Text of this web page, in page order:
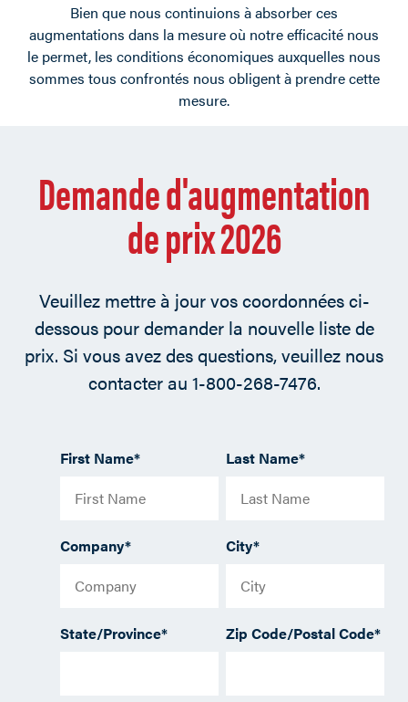
Bien que nous continuions à absorber ces
augmentations dans la mesure où notre efficacité nous
le permet, les conditions économiques auxquelles nous
sommes tous confrontés nous obligent à prendre cette
mesure.
Demande d'augmentation
de prix 2026
Veuillez mettre à jour vos coordonnées ci-
dessous pour demander la nouvelle liste de
prix. Si vous avez des questions, veuillez nous
contacter au 1-800-268-7476.
First Name* Last Name*
Company* City*
State/Province* Zip Code/Postal Code*